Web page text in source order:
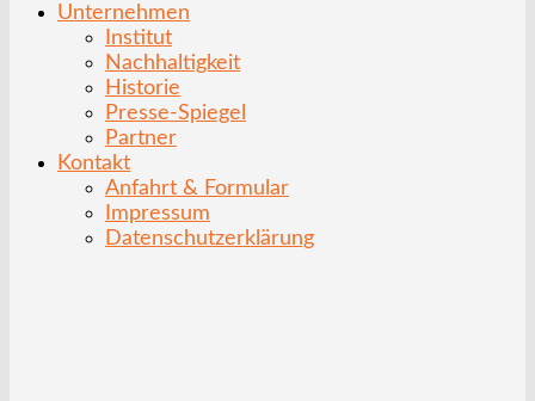
Unternehmen
Institut
Nachhaltigkeit
Historie
Presse-Spiegel
Partner
Kontakt
Anfahrt & Formular
Impressum
Datenschutzerklärung